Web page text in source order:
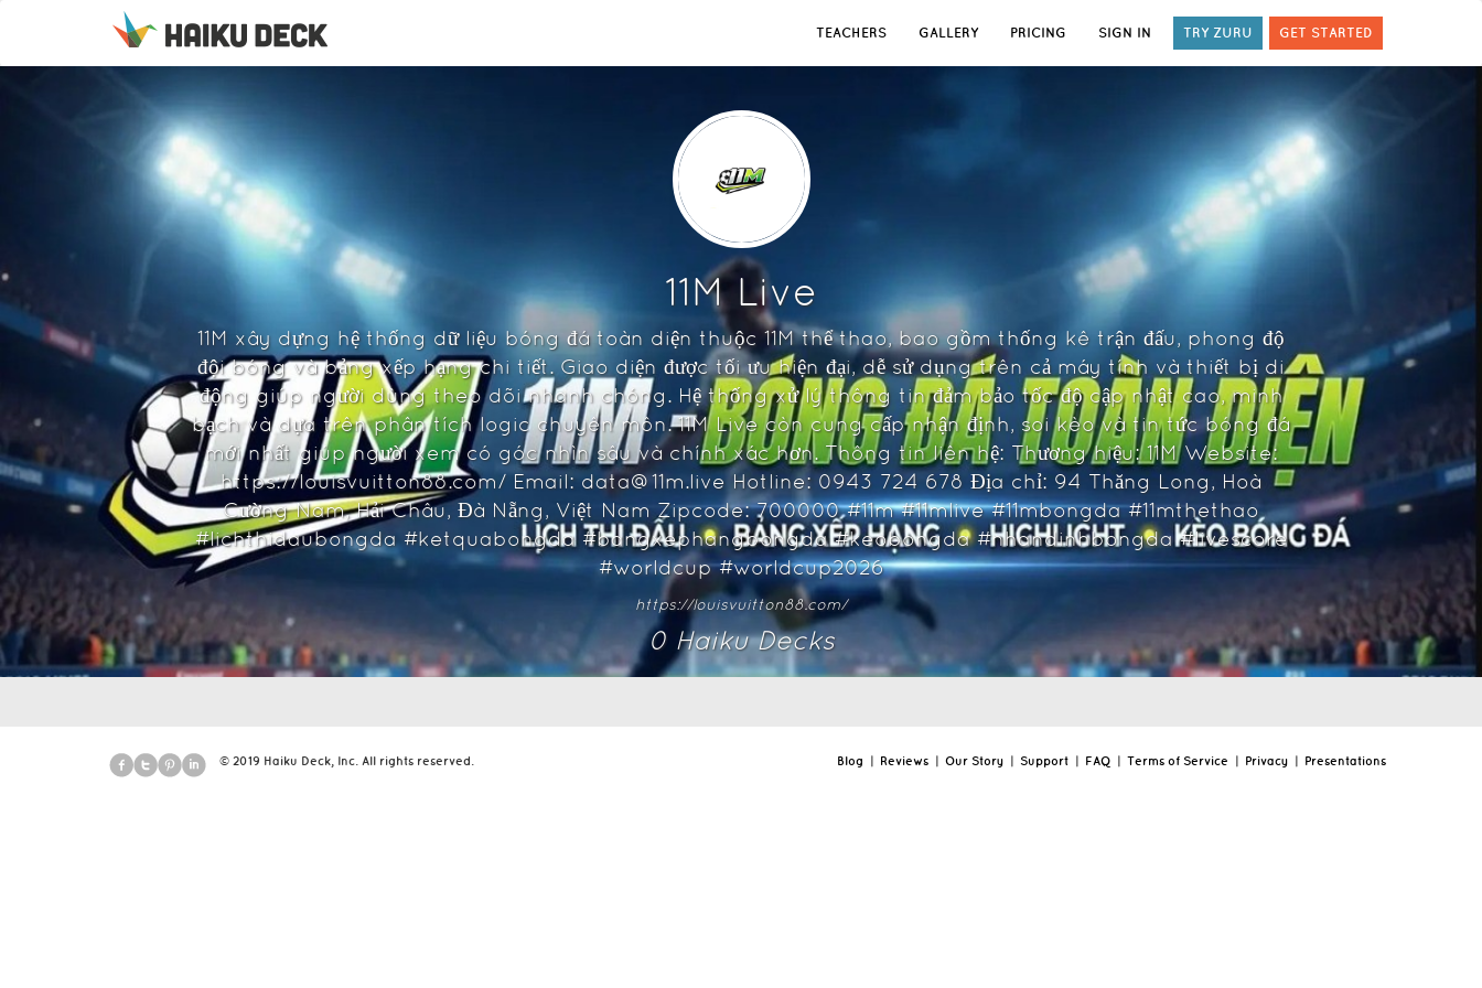
TEACHERS GALLERY PRICING SIGN IN TRY ZURU GET STARTED
11M Live
11M xây dựng hệ thống dữ liệu bóng đá toàn diện thuộc 11M thể thao, bao gồm thống kê trận đấu, phong độ
đội bóng và bảng xếp hạng chi tiết. Giao diện được tối ưu hiện đại, dễ sử dụng trên cả máy tính và thiết bị di
động giúp người dùng theo dõi nhanh chóng. Hệ thống xử lý thông tin đảm bảo tốc độ cập nhật cao, minh
bạch và dựa trên phân tích logic chuyên môn. 11M Live còn cung cấp nhận định, soi kèo và tin tức bóng đá
mới nhất giúp người xem có góc nhìn sâu và chính xác hơn. Thông tin liên hệ: Thương hiệu: 11M Website:
https://louisvuitton88.com/ Email: data@11m.live Hotline: 0943 724 678 Địa chỉ: 94 Thăng Long, Hoà
Cường Nam, Hải Châu, Đà Nẵng, Việt Nam Zipcode: 700000 #11m #11mlive #11mbongda #11mthethao
#lichthidaubongda #ketquabongda #bangxephangbongda #keobongda #nhandinhbongda #livescore
#worldcup #worldcup2026
https://louisvuitton88.com/
0 Haiku Decks
© 2019 Haiku Deck, Inc. All rights reserved. Blog | Reviews | Our Story | Support | FAQ | Terms of Service | Privacy | Presentations